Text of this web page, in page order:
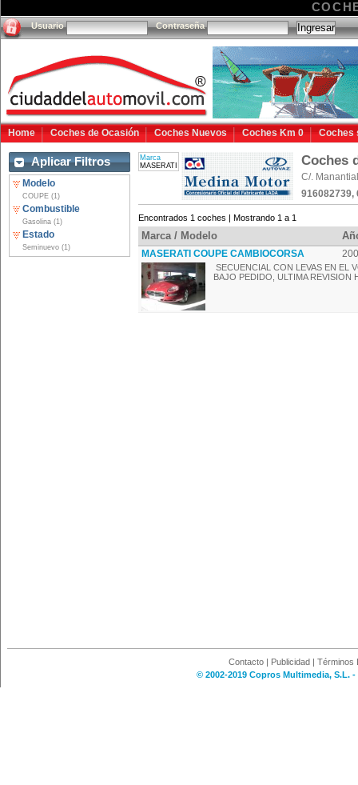
Usuario Contraseña
Home Coches de Ocasión Coches Nuevos Coches Km 0 Coches
Aplicar Filtros
Modelo
COUPE (1)
Combustible
Gasolina (1)
Estado
Seminuevo (1)
Marca
MASERATI
Coches
C/.
916082739,
Encontrados 1 coches | Mostrando 1 a 1
Marca / Modelo
MASERATI COUPE CAMBIOCORSA
SECUENCIAL CON LEVAS EN EL
BAJO PEDIDO, ULTIMA REVISION
Contacto | Publicidad | Términos
© 2002-2019 Copros Multimedia, S.L.